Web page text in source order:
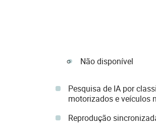
Não disponível
Pesquisa de IA por
motorizados e veículos
Reprodução